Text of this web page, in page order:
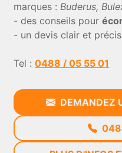
marques :Buderus,
- des conseils pour
- un devis clair et précis
Tel :0488 / 05 55 01
DEMANDEZ